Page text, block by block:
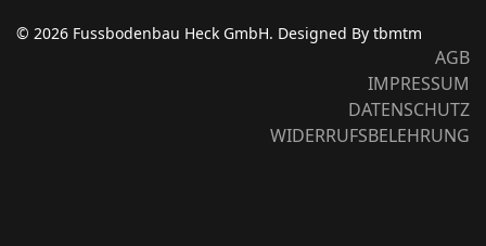
© 2026 Fussbodenbau Heck GmbH. Designed By tbmtm
AGB
IMPRESSUM
DATENSCHUTZ
WIDERRUFSBELEHRUNG